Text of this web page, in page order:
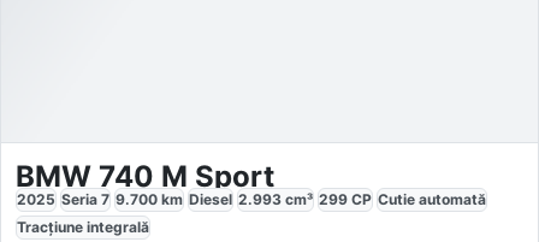
BMW 740 M Sport
2025 Seria 7 9.700 km Diesel 2.993 cm³ 299 CP Cutie automată
Tracțiune integrală